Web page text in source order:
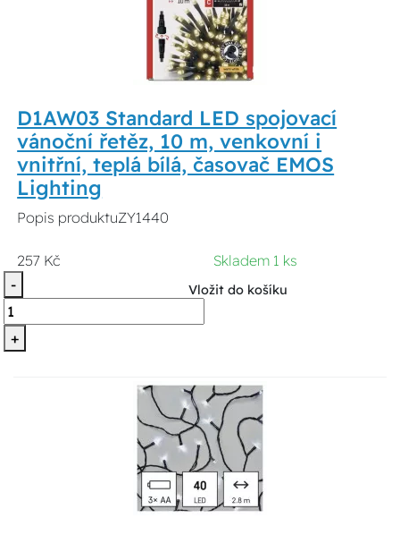
D1AW03 Standard LED spojovací
vánoční řetěz, 10 m, venkovní i
vnitřní, teplá bílá, časovač EMOS
Lighting
Popis produktuZY1440
257 Kč
Skladem 1 ks
-
+
Vložit do košíku